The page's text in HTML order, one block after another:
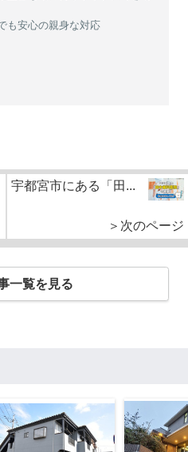
も安心の親身な対応
宇都宮市にある「田...
＞次のページ
一覧を見る